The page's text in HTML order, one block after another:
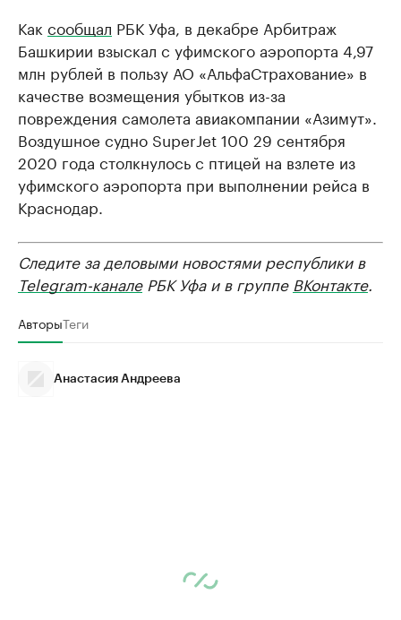
Как сообщал РБК Уфа, в декабре Арбитраж
Башкирии взыскал с уфимского аэропорта 4,97
млн рублей в пользу АО «АльфаСтрахование» в
качестве возмещения убытков из-за
повреждения самолета авиакомпании «Азимут».
Воздушное судно SuperJet 100 29 сентября
2020 года столкнулось с птицей на взлете из
уфимского аэропорта при выполнении рейса в
Краснодар.
Следите за деловыми новостями республики в
Telegram-каналеРБК Уфа и в группе ВКонтакте.
АвторыТеги
Анастасия Андреева